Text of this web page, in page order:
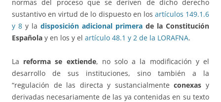
normas del proceso que se deriven de dicho derecho
sustantivo en virtud de lo dispuesto en los artículos 149.1.6
y 8 y la disposición adicional primera de la Constitución
Española y en los y el artículo 48.1 y 2 de la LORAFNA.
La reforma se extiende, no solo a la modificación y el
desarrollo de sus instituciones, sino también a la
“regulación de las directa y sustancialmenteconexas y
derivadas necesariamente de las ya contenidas en su texto